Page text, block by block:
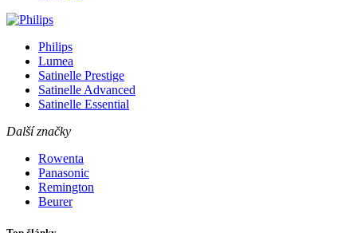
Philips
Lumea
Satinelle Prestige
Satinelle Advanced
Satinelle Essential
Další značky
Rowenta
Panasonic
Remington
Beurer